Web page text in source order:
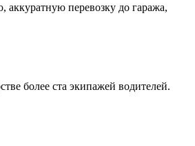
аккуратную перевозку до гаража,
более ста экипажей водителей.